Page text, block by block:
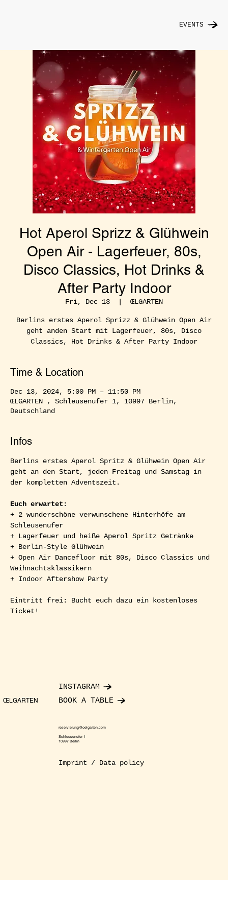
EVENTS
Hot Aperol Sprizz & Glühwein
Open Air - Lagerfeuer, 80s,
Disco Classics, Hot Drinks &
After Party Indoor
Fri, Dec 13
  |
ŒLGARTEN
Berlins erstes Aperol Sprizz & Glühwein Open Air
geht anden Start mit Lagerfeuer, 80s, Disco
Classics, Hot Drinks & After Party Indoor
Time & Location
Dec 13, 2024, 5:00 PM – 11:50 PM
ŒLGARTEN , Schleusenufer 1, 10997 Berlin,
Deutschland
Infos
Berlins erstes Aperol Spritz & Glühwein Open Air
geht an den Start, jeden Freitag und Samstag in
der kompletten Adventszeit.
Euch erwartet:
+ 2 wunderschöne verwunschene Hinterhöfe am
Schleusenufer
+ Lagerfeuer und heiße Aperol Spritz Getränke
+ Berlin-Style Glühwein
+ Open Air Dancefloor mit 80s, Disco Classics und
Weihnachtsklassikern
+ Indoor Aftershow Party
Eintritt frei: Bucht euch dazu ein kostenloses
Ticket!
ŒLGARTEN
INSTAGRAM
BOOK A TABLE
reservierung@oelgarten.com
Schleusenufer 1
10997 Berlin
Imprint / Data policy